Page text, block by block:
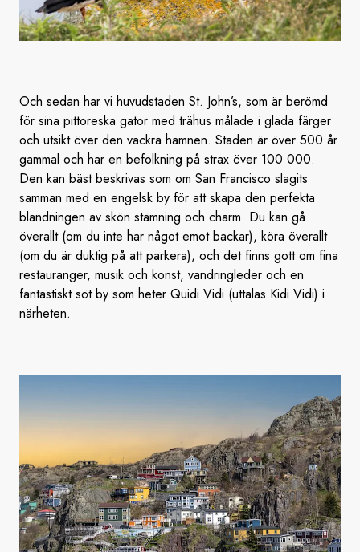
Och sedan har vi huvudstaden St. John’s, som är berömd
för sina pittoreska gator med trähus målade i glada färger
och utsikt över den vackra hamnen. Staden är över 500 år
gammal och har en befolkning på strax över 100 000.
Den kan bäst beskrivas som om San Francisco slagits
samman med en engelsk by för att skapa den perfekta
blandningen av skön stämning och charm. Du kan gå
överallt (om du inte har något emot backar), köra överallt
(om du är duktig på att parkera), och det finns gott om fina
restauranger, musik och konst, vandringleder och en
fantastiskt söt by som heter Quidi Vidi (uttalas Kidi Vidi) i
närheten.